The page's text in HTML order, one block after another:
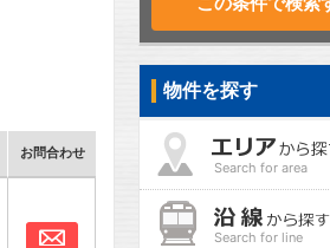
お問合わせ
お問合わせ
物件を探す
Search for area
Search for line